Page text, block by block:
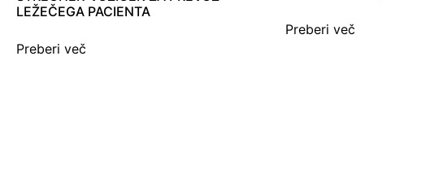
LEŽEČEGA PACIENTA
Preberi več
Preberi več